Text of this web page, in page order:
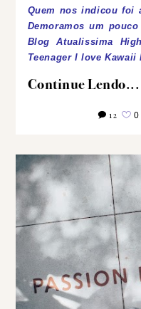
Quem nos indicou foi
Demoramos um
Blog Atualissima
Teenager I love
Continue Lendo...
12 0